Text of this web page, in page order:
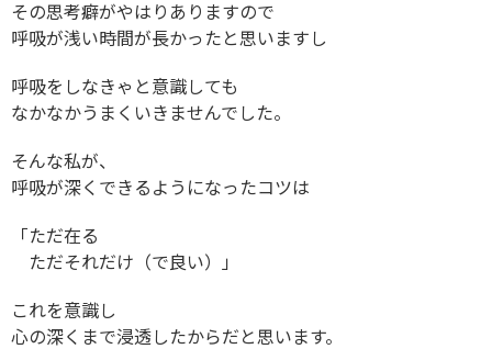
その思考癖がやはりありますので
呼吸が浅い時間が長かったと思いますし
呼吸をしなきゃと意識しても
なかなかうまくいきませんでした。
そんな私が、
呼吸が深くできるようになったコツは
「ただ在る
ただそれだけ（で良い）」
これを意識し
心の深くまで浸透したからだと思います。